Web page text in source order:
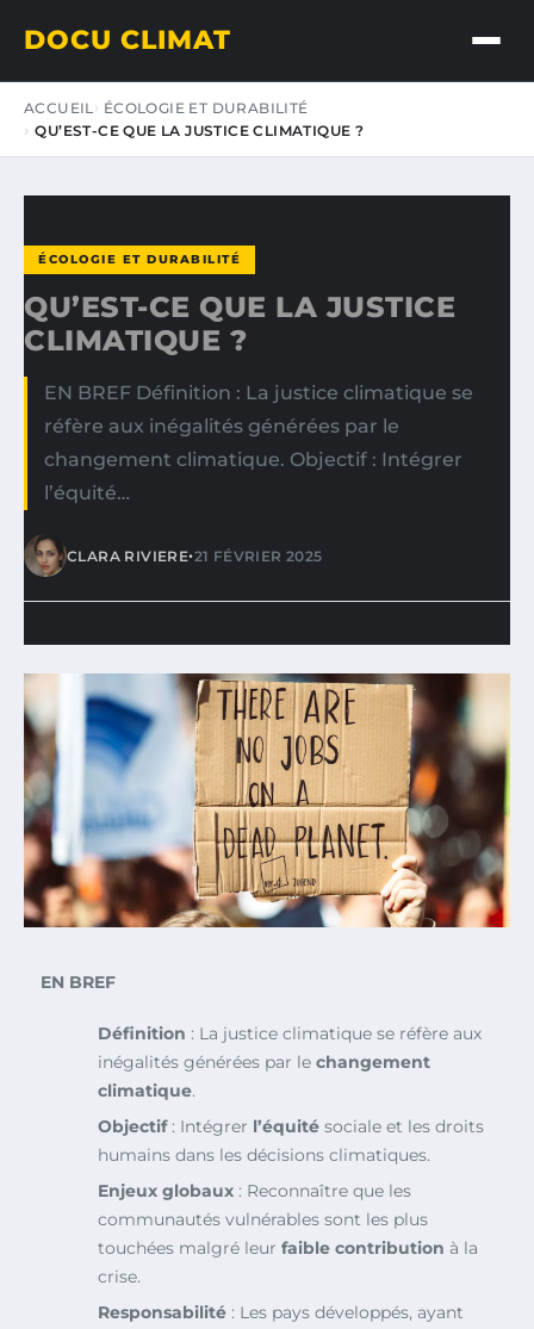
DOCU CLIMAT
ACCUEIL
ÉCOLOGIE ET DURABILITÉ
QU’EST-CE QUE LA JUSTICE CLIMATIQUE ?
ÉCOLOGIE ET DURABILITÉ
QU’EST-CE QUE LA JUSTICE
CLIMATIQUE ?
EN BREF Définition : La justice climatique se
réfère aux inégalités générées par le
changement climatique. Objectif : Intégrer
l’équité…
CLARA RIVIERE•21 FÉVRIER 2025
EN BREF
Définition : La justice climatique se réfère aux
inégalités générées par le changement
climatique.
Objectif: Intégrer l’équité sociale et les droits
humains dans les décisions climatiques.
Enjeux globaux : Reconnaître que les
communautés vulnérables sont les plus
touchées malgré leur faible contribution à la
crise.
Responsabilité : Les pays développés, ayant